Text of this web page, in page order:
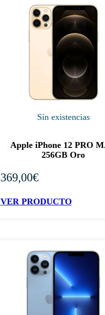
Sin existencias
Apple iPhone 12 PRO
256GB Oro
369,00€
VER PRODUCTO